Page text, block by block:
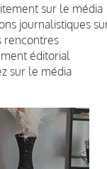
sur le média
journalistiques
rencontres
éditorial
sur le média